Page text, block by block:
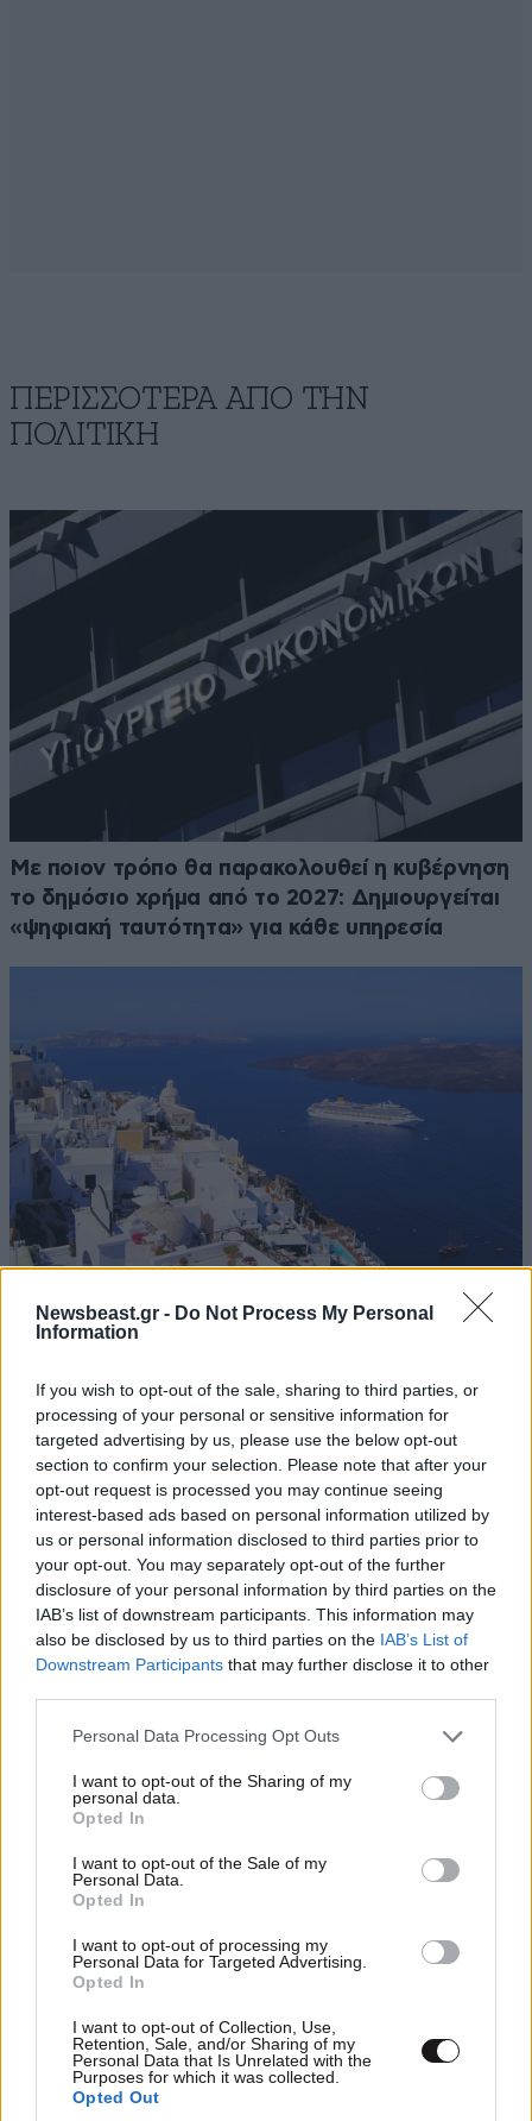
Newsbeast.gr - Do Not Process My Personal
Information
If you wish to opt-out of the sale, sharing to third parties, or
processing of your personal or sensitive information for
targeted advertising by us, please use the below opt-out
section to confirm your selection. Please note that after your
opt-out request is processed you may continue seeing
interest-based ads based on personal information utilized by
us or personal information disclosed to third parties prior to
your opt-out. You may separately opt-out of the further
disclosure of your personal information by third parties on the
IAB’s list of downstream participants. This information may
also be disclosed by us to third parties on the IAB’s List of
Downstream Participants that may further disclose it to other
Please note that this website/app uses one or more Google
not limited to your visit or usage behaviour. You may click to
grant or deny consent to Google and its third-party tags to
use your data for below specified purposes in below Google
consent section.
Personal Data Processing Opt Outs
I want to opt-out of the Sharing of my
personal data.
Opted In
I want to opt-out of the Sale of my
Personal Data.
Opted In
I want to opt-out of processing my
Personal Data for Targeted Advertising.
Opted In
I want to opt-out of Collection, Use,
Retention, Sale, and/or Sharing of my
Personal Data that Is Unrelated with the
Purposes for which it was collected.
Opted Out
ΠΕΡΙΣΣΟΤΕΡΑ ΑΠΟ ΤΗΝ
ΠΟΛΙΤΙΚΗ
Με ποιον τρόπο θα παρακολουθεί η κυβέρνηση
το δημόσιο χρήμα από το 2027: Δημιουργείται
«ψηφιακή ταυτότητα» για κάθε υπηρεσία
Νέο Ειδικό Χωροταξικό για τον Τουρισμό: Οι
Μαρία Καρυστιανού – «Ελπίδα για τη
Δημοκρατία»: Ο Νίκος Μπρουτζάκης
αποχώρησε καταγγέλλοντας αυθαιρεσία στη
λήψη αποφάσεων